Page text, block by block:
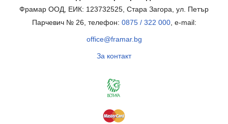
Фрамар ООД, ЕИК: 123732525, Стара Загора, ул. Петър
Парчевич № 26, телефон: 0875 / 322 000, e-mail:
office@framar.bg
За контакт